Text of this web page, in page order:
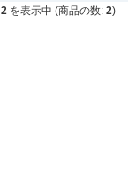
2 を表示中 (商品の数: 2)